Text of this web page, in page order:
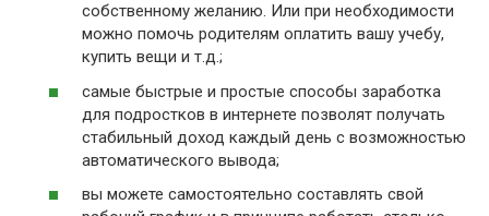
собственному желанию. Или при необходимости
можно помочь родителям оплатить вашу учебу,
купить вещи и т.д.;
самые быстрые и простые способы заработка
для подростков в интернете позволят получать
стабильный доход каждый день с возможностью
автоматического вывода;
вы можете самостоятельно составлять свой